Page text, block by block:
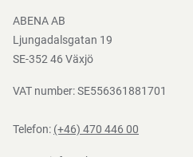
Nedladdningar
ABENA AB
Ljungadalsgatan 19
SE-352 46 Växjö
VAT number: SE556361881701
Telefon: (+46) 470 446 00